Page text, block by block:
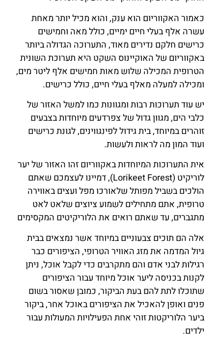
כאמור האקווריום הוא ענק, והוא מכיל יותר מאחת
עשרה אלף בעלי חיים ימיים, כולל מאה וחמישים
כרישים חלקם נדירים מאוד, התערוכה הגדולה ביותר
באקווריום של האוקיינוס ​​השקט היא תערוכת השונית
הטרופית המכילה שלוש מאות חמישים אלף ליטר מים,
ומכילה למעלה מאלף בעלי חיים, כולל כרישים.
יש עוד תערוכות רבות ומגוונות כמו למשל האזור של
כלבי הים, מגוון גדול של צפרדעים מיוחדות בצבעים
זוהרים במיוחד, בית גידול לפינגווינים, לגונת כרישים
ועוד המון מה לראות ולעשות.
אית התערוכות המיוחדות באקווריום זהו האזור של יער
לוריקיט (Lorikeet Forest), דמיינו לעצמכם שאתם
הולכים בשביל מפותל שלאורכו מפל ועצים באווירה
טרופית, אתם מתחילים לשמוע ציוצים שלאט לאט
מתגברים, עד שאתם רואים את הלוריקיטים המקסימים
אלה הם תוכים צבעוניים במיוחד אשר נמצאים בבית
גיול המדמה את מזג האוויר הטרופי, הציפורים כבר
רגילות לבני אדם והם מתקרבים כדי לקבל אוכל, ניתן
לקנות בכניסה ליער אוכל מיוחד עבור הציפורים
שתוכלו לתת להם בעת הביקור, כמובן שאסור בשום
פנים ואופן להאכיל את הציפורים באוכל אחר, ביקור
ביער הלוריקטות זוהי אחת הפעילויות המעולות עבור
ילדים.